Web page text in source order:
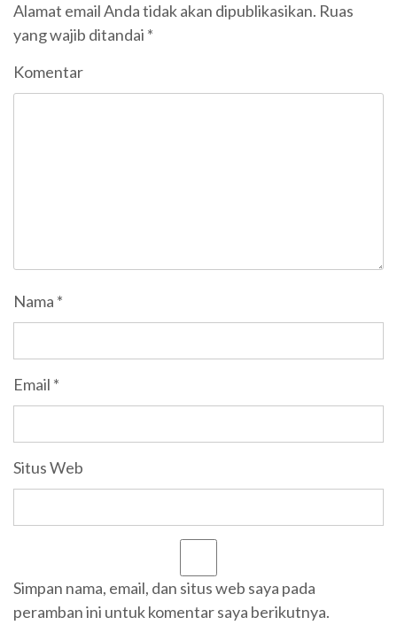
Alamat email Anda tidak akan dipublikasikan. Ruas
yang wajib ditandai *
Komentar
Nama *
Email *
Situs Web
Simpan nama, email, dan situs web saya pada
peramban ini untuk komentar saya berikutnya.